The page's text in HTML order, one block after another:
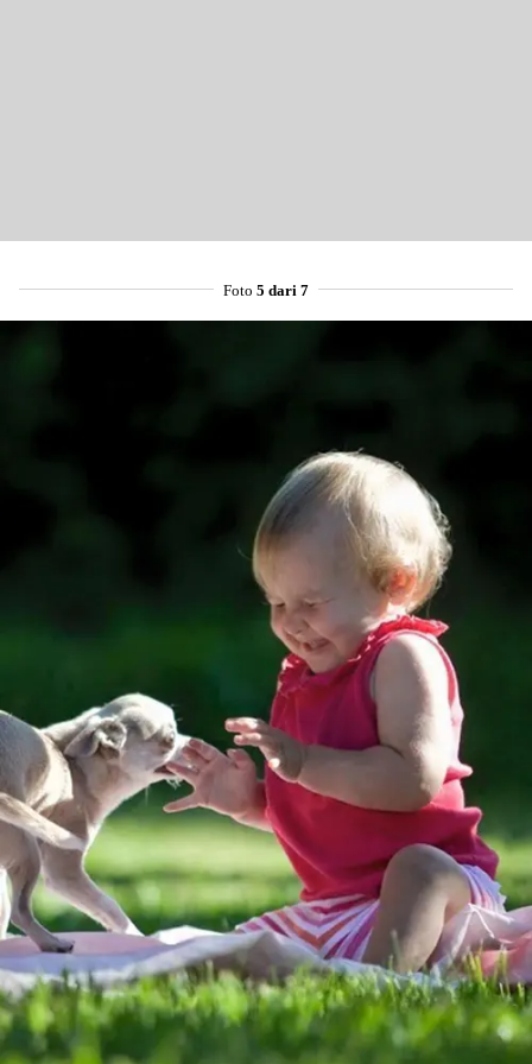
Foto 5 dari 7